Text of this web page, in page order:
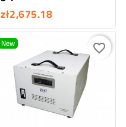
zł2,675.18
New favorite_border